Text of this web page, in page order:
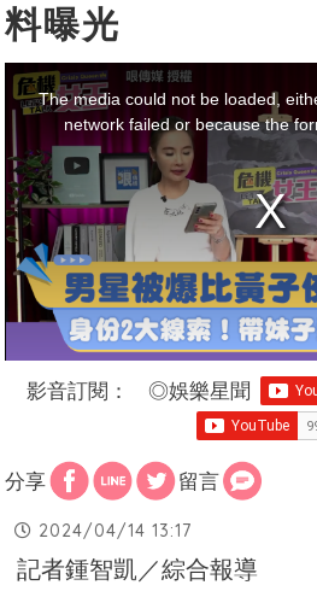
料曝光
is
modal
window.
The media could not be loaded,
network failed or because the
影音訂閱： ◎娛樂星聞
分享 留言
2024/04/14 13:17
記者鍾智凱／綜合報導